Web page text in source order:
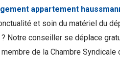
appartement
et soin du matériel du
Notre conseiller se déplace
de la Chambre